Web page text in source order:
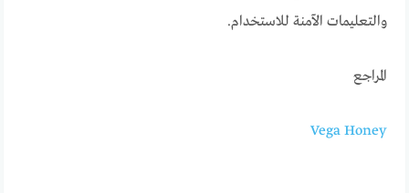
والتعليمات الآمنة للاستخدام.
المراجع
Vega Honey